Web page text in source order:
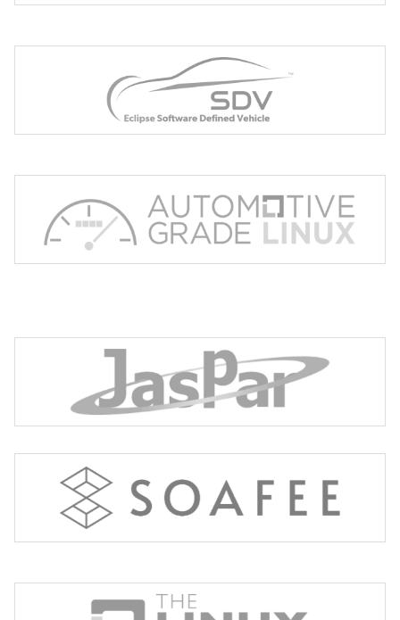
JasPar
The Japan Automotive Software Platform and
reliability, by standardization and common use of